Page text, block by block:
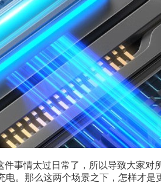
事情太过日常了，所以导致大家
。那么这两个场景之下，怎样才是